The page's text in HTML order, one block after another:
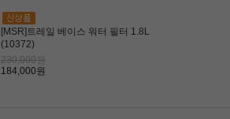
[MSR]트레일 베이스 워터 필터 1.8L
(10372)
230,000원
184,000원